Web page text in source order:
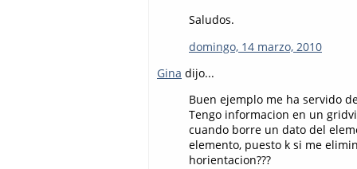
Saludos.
domingo, 14 marzo, 2010
Gina dijo...
Buen ejemplo me ha servido
Tengo informacion en un
cuando borre un dato del
elemento, puesto k si me
horientacion???